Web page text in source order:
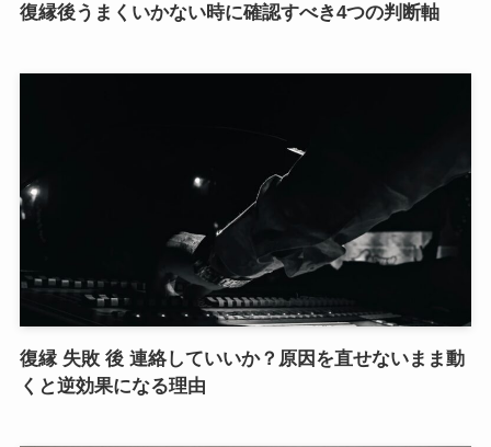
復縁後うまくいかない時に確認すべき4つの判断軸
復縁 失敗 後 連絡していいか？原因を直せないまま動
くと逆効果になる理由